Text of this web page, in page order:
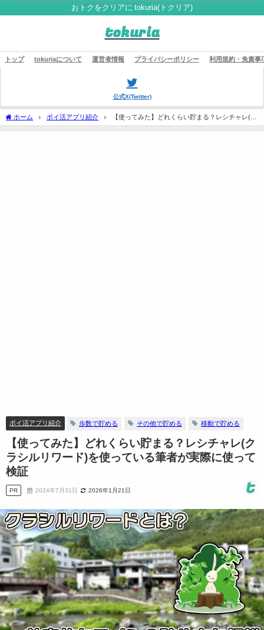
おトクをクリアに tokuria(トクリア)
tokuria
トップ tokuriaについて 運営者情報 プライバシーポリシー 利用規約・免責事
公式X(Twitter)
ホーム ポイ活アプリ紹介
【使ってみた】どれくらい貯まる？レシチャレ(ク
ラシルリワード)を使っている筆者が実際に使って検証
ポイ活アプリ紹介 歩数で貯める その他で貯める 移動で貯める
【使ってみた】どれくらい貯まる？レシチャレ(ク
ラシルリワード)を使っている筆者が実際に使って
検証
PR 2024年7月31日 2026年1月21日